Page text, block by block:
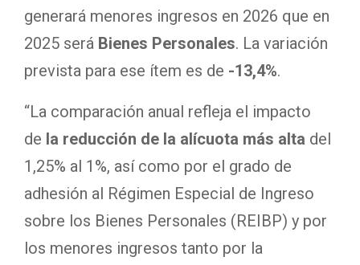
generará menores ingresos en 2026 que en
2025 será Bienes Personales. La variación
prevista para ese ítem es de -13,4%.
“La comparación anual refleja el impacto
de la reducción de la alícuota más alta del
1,25% al 1%, así como por el grado de
adhesión al Régimen Especial de Ingreso
sobre los Bienes Personales (REIBP) y por
los menores ingresos tanto por la